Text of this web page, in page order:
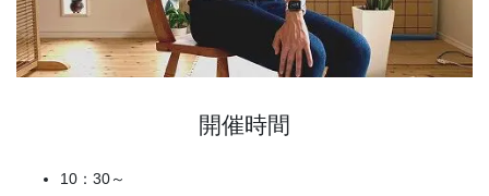
開催時間
10：30～